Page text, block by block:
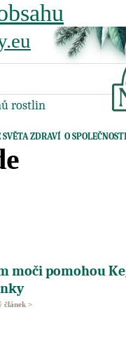
rostlin
SVĚTA ZDRAVÍ O
moči pomohou
článek >